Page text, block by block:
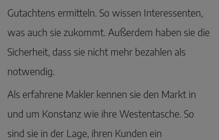
Gutachtens ermitteln. So wissen Interessenten,
was auch sie zukommt. Außerdem haben sie die
Sicherheit, dass sie nicht mehr bezahlen als
notwendig.
Als erfahrene Makler kennen sie den Markt in
und um Konstanz wie ihre Westentasche. So
sind sie in der Lage, ihren Kunden ein